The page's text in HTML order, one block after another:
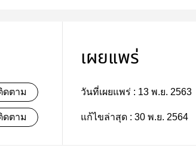
ดตาม
ดตาม
เผยแพร่
วันที่เผยแพร่ : 13 พ.ย. 2563
แก้ไขล่าสุด : 30 พ.ย. 2564